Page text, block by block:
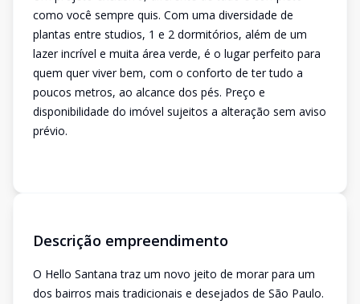
como você sempre quis. Com uma diversidade de
plantas entre studios, 1 e 2 dormitórios, além de um
lazer incrível e muita área verde, é o lugar perfeito para
quem quer viver bem, com o conforto de ter tudo a
poucos metros, ao alcance dos pés. Preço e
disponibilidade do imóvel sujeitos a alteração sem aviso
prévio.
Descrição empreendimento
O Hello Santana traz um novo jeito de morar para um
dos bairros mais tradicionais e desejados de São Paulo.